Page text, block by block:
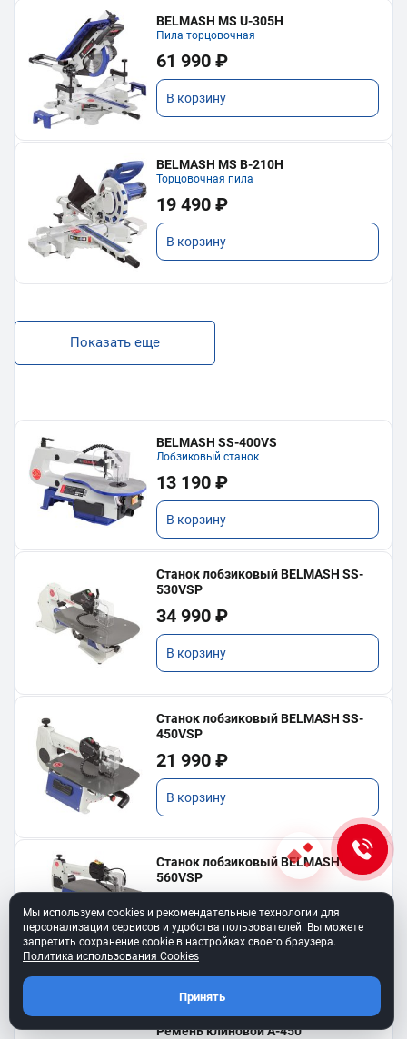
BELMASH MS U-305H
Пила торцовочная
61 990 ₽
В корзину
BELMASH MS B-210H
Торцовочная пила
19 490 ₽
В корзину
Показать еще
BELMASH SS-400VS
Лобзиковый станок
13 190 ₽
В корзину
Станок лобзиковый BELMASH SS-
530VSP
34 990 ₽
В корзину
Станок лобзиковый BELMASH SS-
450VSP
21 990 ₽
В корзину
Станок лобзиковый BELMASH SS-
560VSP
В корзину
Ремень клиновой A-450
Мы используем cookies и рекомендательные технологии для
персонализации сервисов и удобства пользователей. Вы можете
запретить сохранение cookie в настройках своего браузера.
Политика использования Cookies
Принять